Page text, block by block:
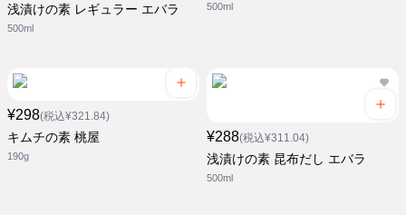
浅漬けの素 レギュラー エバラ
500ml
500ml
¥298(税込¥321.84)
キムチの素 桃屋
190g
¥288(税込¥311.04)
浅漬けの素 昆布だし エバラ
500ml